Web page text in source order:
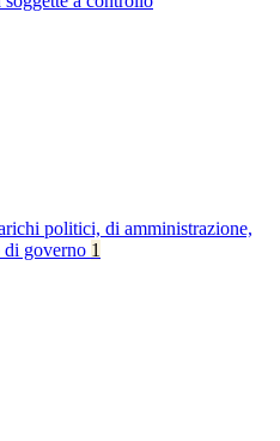
politici, di amministrazione,
di governo 1